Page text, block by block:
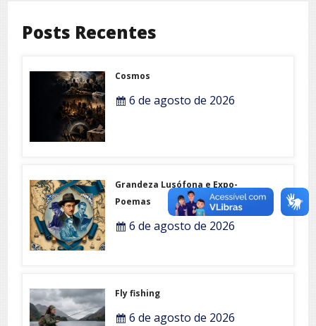
Posts Recentes
Cosmos
6 de agosto de 2026
Grandeza Lusófona e Expo-
Poemas
6 de agosto de 2026
Fly fishing
6 de agosto de 2026